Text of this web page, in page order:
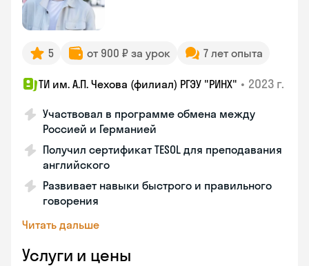
5 от 900 ₽ за урок 7 лет опыта
ТИ им. А.П. Чехова (филиал) РГЭУ "РИНХ" • 2023 г.
Участвовал в программе обмена между
Россией и Германией
Получил сертификат TESOL для преподавания
английского
Развивает навыки быстрого и правильного
говорения
Читать дальше
Услуги и цены